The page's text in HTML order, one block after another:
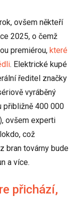
ovšem někteří
2025, o čemž
premiérou, které
. Elektrické kupé
ředitel značky
vyráběný
přibližně 400 000
ovšem experti
což
bran továrny bude
a více.
přichází,